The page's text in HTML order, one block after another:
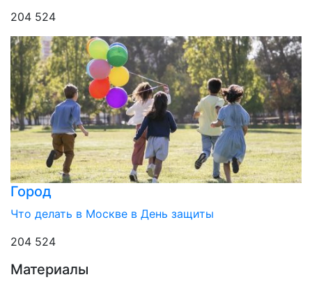
204 524
Город
Что делать в Москве в День защиты
204 524
Материалы